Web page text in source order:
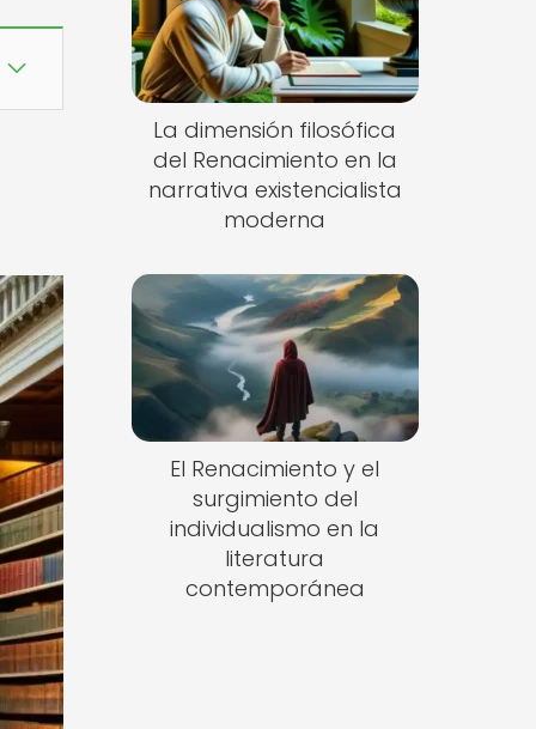
La dimensión filosófica
del Renacimiento en la
narrativa existencialista
moderna
El Renacimiento y el
surgimiento del
individualismo en la
literatura
contemporánea